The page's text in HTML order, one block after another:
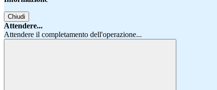
Chiudi
Attendere...
Attendere il completamento dell'operazione...